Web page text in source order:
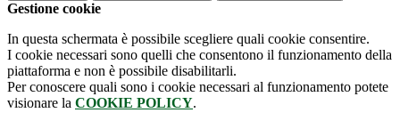
Gestione cookie
In questa schermata è possibile scegliere quali cookie consentire.
I cookie necessari sono quelli che consentono il funzionamento della
piattaforma e non è possibile disabilitarli.
Per conoscere quali sono i cookie necessari al funzionamento potete
visionare la COOKIE POLICY.